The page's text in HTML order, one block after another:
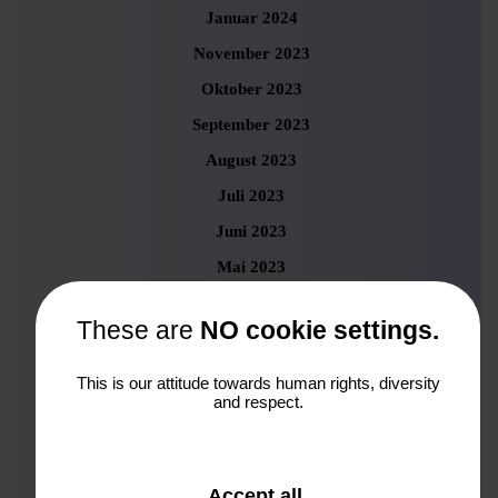
Januar 2024
November 2023
Oktober 2023
September 2023
August 2023
Juli 2023
Juni 2023
Mai 2023
März 2023
Februar 2023
Januar 2023
These are NO cookie settings.
This is our attitude towards human rights, diversity
and respect.